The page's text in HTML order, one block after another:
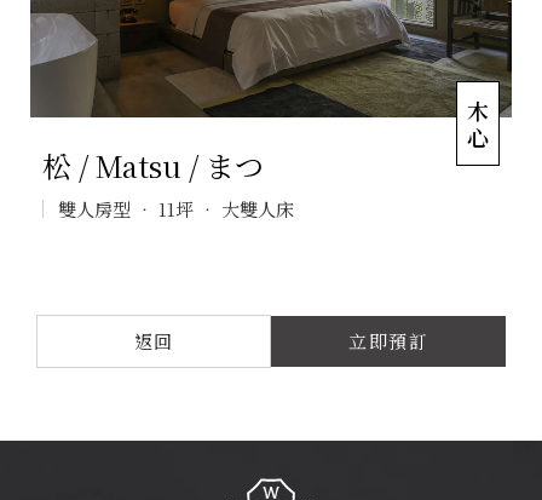
木心
松 / Matsu / まつ
雙人房型 ‧ 11坪 ‧ 大雙⼈床
返回 立即預訂